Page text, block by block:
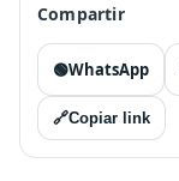
Compartir
🟢WhatsApp
🔗Copiar link